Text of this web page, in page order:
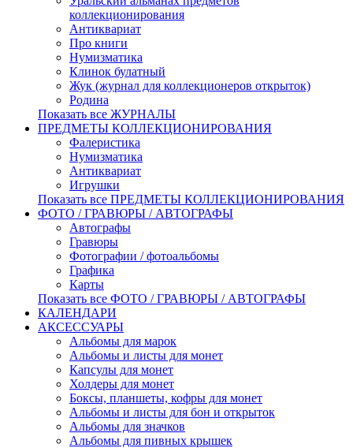
коллекционирования
Антиквариат
Про книги
Нумизматика
Клинок булатный
Жук (журнал для коллекционеров открыток)
Родина
Показать все ЖУРНАЛЫ
ПРЕДМЕТЫ КОЛЛЕКЦИОНИРОВАНИЯ
Фалеристика
Нумизматика
Антиквариат
Игрушки
Показать все ПРЕДМЕТЫ КОЛЛЕКЦИОНИРОВАНИЯ
ФОТО / ГРАВЮРЫ / АВТОГРАФЫ
Автографы
Гравюры
Фотографии / фотоальбомы
Графика
Карты
Показать все ФОТО / ГРАВЮРЫ / АВТОГРАФЫ
КАЛЕНДАРИ
АКСЕССУАРЫ
Альбомы для марок
Альбомы и листы для монет
Капсулы для монет
Холдеры для монет
Боксы, планшеты, кофры для монет
Альбомы и листы для бон и открыток
Альбомы для значков
Альбомы для пивных крышек